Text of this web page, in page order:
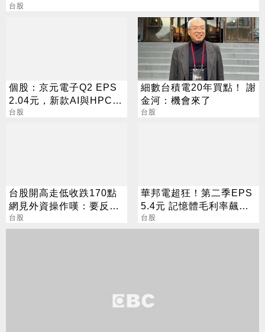
台股
個股：京元電子Q2 EPS
2.04元，新款AI與HPC晶
片到位並放量，外資看好
台股
細數台積電20年買點！ 謝
金河：機會來了
台股
台股開高走低收跌170點
網見外資操作嘆：要反轉
了嗎？
台股
華邦電超狂！第二季EPS
5.4元 記憶體毛利率飆至
70.3%
台股